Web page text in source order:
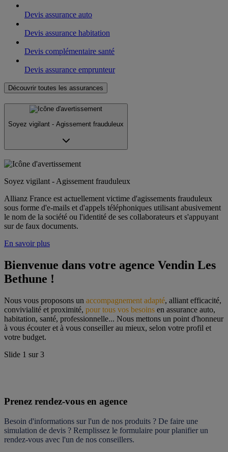
Devis assurance auto
Devis assurance habitation
Devis complémentaire santé
Devis assurance emprunteur
Découvrir toutes les assurances
Soyez vigilant - Agissement frauduleux
Soyez vigilant - Agissement frauduleux
Allianz France est actuellement victime d'agissements frauduleux
sous forme d'e-mails et d'appels téléphoniques utilisant abusivement
le nom de la société ou l'identité de ses collaborateurs et s'appuyant
sur de faux documents.
En savoir plus
Bienvenue dans votre agence Vendin Les
Bethune !
Nous vous proposons un accompagnement adapté, alliant efficacité,
convivialité et proximité, pour tous vos besoins en assurance auto,
habitation, santé, professionnelle... Nous mettons un point d'honneur
à vous écouter et à vous conseiller au mieux, selon votre profil et
votre budget.
Slide 1 sur3
Prenez rendez-vous en agence
Besoin d'informations sur l'un de nos produits ? De faire une
simulation de devis ? Remplissez le formulaire pour planifier un
rendez-vous avec l'un de nos conseillers.